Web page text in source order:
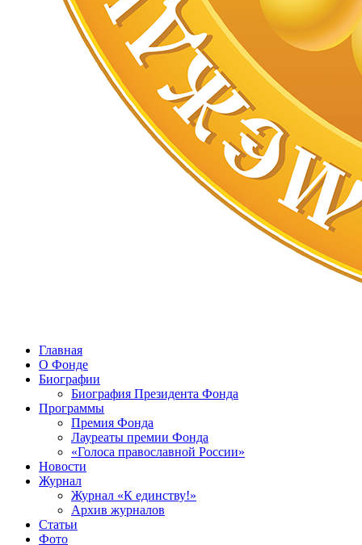
Главная
О Фонде
Биографии
Биография Президента Фонда
Программы
Премия Фонда
Лауреаты премии Фонда
«Голоса православной России»
Новости
Журнал
Журнал «К единству!»
Архив журналов
Статьи
Фото